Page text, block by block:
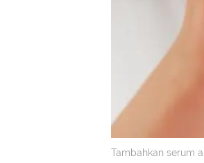
Tambahkan serum